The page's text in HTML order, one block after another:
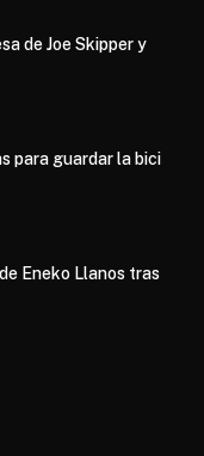
de Joe Skipper y
para guardar la bici
Eneko Llanos tras